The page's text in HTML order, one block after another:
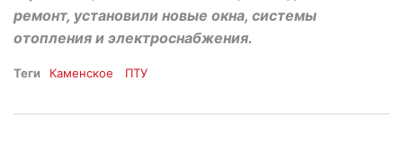
ремонт, установили новые окна, системы
отопления и электроснабжения.
Теги Каменское ПТУ